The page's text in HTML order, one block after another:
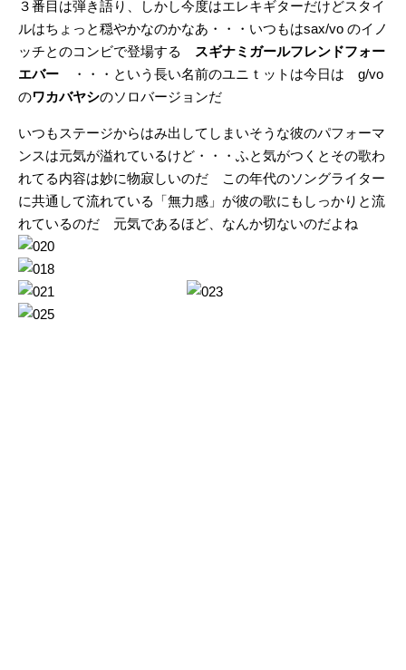
３番目は弾き語り、しかし今度はエレキギターだけどスタイ
ルはちょっと穏やかなのかなあ・・・いつもはsax/vo のイノ
ッチとのコンビで登場する
スギナミガールフレンドフォー
エバー
・・・という長い名前のユニｔットは今日は g/vo
のワカバヤシのソロバージョンだ
いつもステージからはみ出してしまいそうな彼のパフォーマ
ンスは元気が溢れているけど・・・ふと気がつくとその歌わ
れてる内容は妙に物寂しいのだ この年代のソングライター
に共通して流れている「無力感」が彼の歌にもしっかりと流
れているのだ 元気であるほど、なんか切ないのだよね